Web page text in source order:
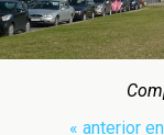
« anterior